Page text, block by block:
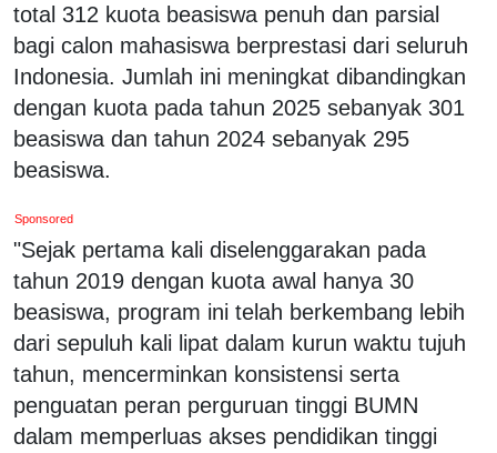
total 312 kuota beasiswa penuh dan parsial
bagi calon mahasiswa berprestasi dari seluruh
Indonesia. Jumlah ini meningkat dibandingkan
dengan kuota pada tahun 2025 sebanyak 301
beasiswa dan tahun 2024 sebanyak 295
beasiswa.
Sponsored
"Sejak pertama kali diselenggarakan pada
tahun 2019 dengan kuota awal hanya 30
beasiswa, program ini telah berkembang lebih
dari sepuluh kali lipat dalam kurun waktu tujuh
tahun, mencerminkan konsistensi serta
penguatan peran perguruan tinggi BUMN
dalam memperluas akses pendidikan tinggi